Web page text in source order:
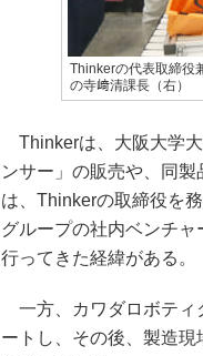
Thinkerの代表取締役
の寺﨑清課長（右）
Thinkerは、大阪大学
ンサー」の販売や、同
は、Thinkerの取締役を
グループの社内ベンチ
行ってきた経緯がある。
一方、カワダロボティ
ートし、その後、製造